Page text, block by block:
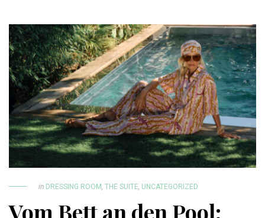
in DRESSING ROOM THE SUITE UNCATEGORIZED
Vom Bett an den Pool: